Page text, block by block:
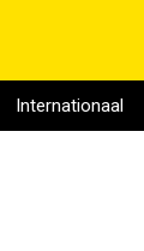
Internationaal